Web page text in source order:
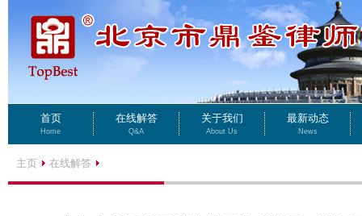
首页
Home
在线解答
Q&A
关于我们
About Us
最新动态
News
主页 在线解答